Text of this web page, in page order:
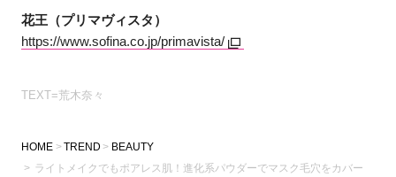
花王（プリマヴィスタ）
https://www.sofina.co.jp/primavista/
TEXT=荒木奈々
HOME TREND
BEAUTY
ライトメイクでもポアレス肌！進化系パウダーでマスク毛穴をカバー